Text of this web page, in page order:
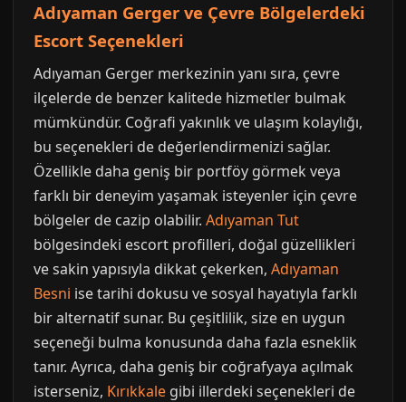
Adıyaman Gerger ve Çevre Bölgelerdeki
Escort Seçenekleri
Adıyaman Gerger merkezinin yanı sıra, çevre
ilçelerde de benzer kalitede hizmetler bulmak
mümkündür. Coğrafi yakınlık ve ulaşım kolaylığı,
bu seçenekleri de değerlendirmenizi sağlar.
Özellikle daha geniş bir portföy görmek veya
farklı bir deneyim yaşamak isteyenler için çevre
bölgeler de cazip olabilir. Adıyaman Tut
bölgesindeki escort profilleri, doğal güzellikleri
ve sakin yapısıyla dikkat çekerken, Adıyaman
Besni ise tarihi dokusu ve sosyal hayatıyla farklı
bir alternatif sunar. Bu çeşitlilik, size en uygun
seçeneği bulma konusunda daha fazla esneklik
tanır. Ayrıca, daha geniş bir coğrafyaya açılmak
isterseniz, Kırıkkale gibi illerdeki seçenekleri de